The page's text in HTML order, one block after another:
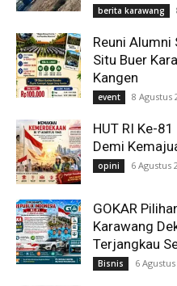
berita karawang
Reuni Alumni
Situ Buer
Kangen
event 8 Agustus
HUT RI Ke-
Demi
opini 6 Agustus
GOKAR
Karawang
Terjangkau
Bisnis 6